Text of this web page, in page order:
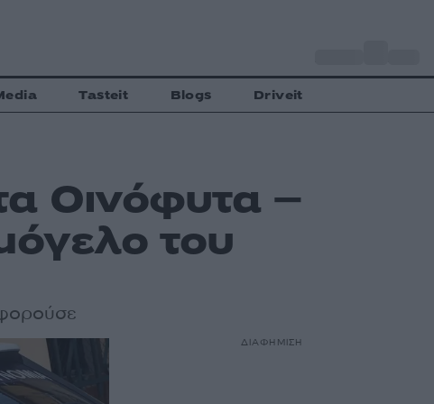
Tasteit Blogs Driveit
Οινόφυτα –
του
φορούσε
ΔΙΑΦΗΜΙΣΗ